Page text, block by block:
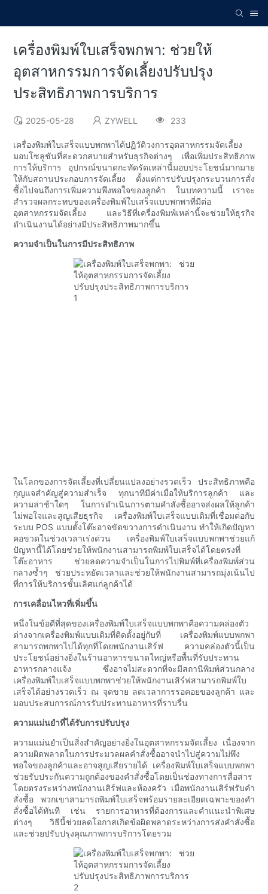
เครื่องพิมพ์ใบเสร็จพกพา: ช่วยให้
อุตสาหกรรมการจัดเลี้ยงปรับปรุง
ประสิทธิภาพการบริการ
2025-05-28 ZYWELL 233
เครื่องพิมพ์ใบเสร็จแบบพกพาได้ปฏิวัติวงการอุตสาหกรรมจัดเลี้ยง
มอบโซลูชันที่สะดวกสบายสำหรับธุรกิจต่างๆ เพื่อเพิ่มประสิทธิภาพ
การให้บริการ อุปกรณ์ขนาดกะทัดรัดเหล่านี้มอบประโยชน์มากมาย
ให้กับสถานประกอบการจัดเลี้ยง ตั้งแต่การปรับปรุงกระบวนการสั่ง
ซื้อไปจนถึงการเพิ่มความพึงพอใจของลูกค้า ในบทความนี้ เราจะ
สำรวจผลกระทบของเครื่องพิมพ์ใบเสร็จแบบพกพาที่มีต่อ
อุตสาหกรรมจัดเลี้ยง และวิธีที่เครื่องพิมพ์เหล่านี้จะช่วยให้ธุรกิจ
ดำเนินงานได้อย่างมีประสิทธิภาพมากขึ้น
ความจำเป็นในการมีประสิทธิภาพ
ในโลกของการจัดเลี้ยงที่เปลี่ยนแปลงอย่างรวดเร็ว ประสิทธิภาพคือ
กุญแจสำคัญสู่ความสำเร็จ ทุกนาทีมีค่าเมื่อให้บริการลูกค้า และ
ความล่าช้าใดๆ ในการดำเนินการตามคำสั่งซื้ออาจส่งผลให้ลูกค้า
ไม่พอใจและสูญเสียธุรกิจ เครื่องพิมพ์ใบเสร็จแบบเดิมที่เชื่อมต่อกับ
ระบบ POS แบบตั้งโต๊ะอาจขัดขวางการดำเนินงาน ทำให้เกิดปัญหา
คอขวดในช่วงเวลาเร่งด่วน เครื่องพิมพ์ใบเสร็จแบบพกพาช่วยแก้
ปัญหานี้ได้โดยช่วยให้พนักงานสามารถพิมพ์ใบเสร็จได้โดยตรงที่
โต๊ะอาหาร ช่วยลดความจำเป็นในการไปพิมพ์ที่เครื่องพิมพ์ส่วน
กลางซ้ำๆ ช่วยประหยัดเวลาและช่วยให้พนักงานสามารถมุ่งเน้นไป
ที่การให้บริการชั้นเลิศแก่ลูกค้าได้
การเคลื่อนไหวที่เพิ่มขึ้น
หนึ่งในข้อดีที่สุดของเครื่องพิมพ์ใบเสร็จแบบพกพาคือความคล่องตัว
ต่างจากเครื่องพิมพ์แบบเดิมที่ติดตั้งอยู่กับที่ เครื่องพิมพ์แบบพกพา
สามารถพกพาไปได้ทุกที่โดยพนักงานเสิร์ฟ ความคล่องตัวนี้เป็น
ประโยชน์อย่างยิ่งในร้านอาหารขนาดใหญ่หรือพื้นที่รับประทาน
อาหารกลางแจ้ง ซึ่งอาจไม่สะดวกที่จะมีสถานีพิมพ์ส่วนกลาง
เครื่องพิมพ์ใบเสร็จแบบพกพาช่วยให้พนักงานเสิร์ฟสามารถพิมพ์ใบ
เสร็จได้อย่างรวดเร็ว ณ จุดขาย ลดเวลาการรอคอยของลูกค้า และ
มอบประสบการณ์การรับประทานอาหารที่ราบรื่น
ความแม่นยำที่ได้รับการปรับปรุง
ความแม่นยำเป็นสิ่งสำคัญอย่างยิ่งในอุตสาหกรรมจัดเลี้ยง เนื่องจาก
ความผิดพลาดในการประมวลผลคำสั่งซื้ออาจนำไปสู่ความไม่พึง
พอใจของลูกค้าและอาจสูญเสียรายได้ เครื่องพิมพ์ใบเสร็จแบบพกพา
ช่วยรับประกันความถูกต้องของคำสั่งซื้อโดยเป็นช่องทางการสื่อสาร
โดยตรงระหว่างพนักงานเสิร์ฟและห้องครัว เมื่อพนักงานเสิร์ฟรับคำ
สั่งซื้อ พวกเขาสามารถพิมพ์ใบเสร็จพร้อมรายละเอียดเฉพาะของคำ
สั่งซื้อได้ทันที เช่น รายการอาหารที่ต้องการและคำแนะนำพิเศษ
ต่างๆ วิธีนี้ช่วยลดโอกาสเกิดข้อผิดพลาดระหว่างการส่งคำสั่งซื้อ
และช่วยปรับปรุงคุณภาพการบริการโดยรวม